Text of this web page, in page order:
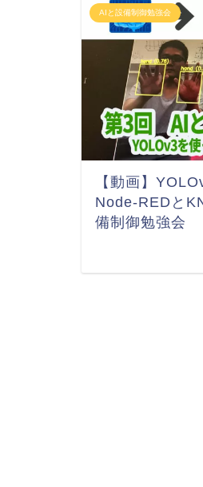
AIと設備制御勉強会
【動画】
Node-REDと
備制御勉強会